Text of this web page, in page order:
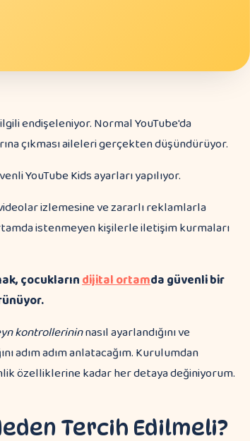
endişeleniyor. Normal YouTube'da
çıkması aileleri gerçekten düşündürüyor.
izlemesine ve zararlı reklamlarla
istenmeyen kişilerle iletişim kurmaları
çocuklarındijital ortamda güvenli bir
kontrollerininnasıl ayarlandığını ve
adım adım anlatacağım. Kurulumdan
özelliklerine kadar her detaya değiniyorum.
Tercih Edilmeli?